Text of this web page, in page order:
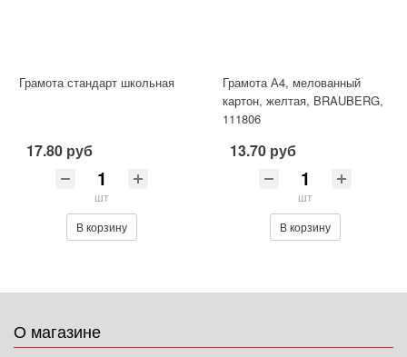
Грамота стандарт школьная
17.80 руб
шт
В корзину
Грамота А4, мелованный
картон, желтая, BRAUBERG,
111806
13.70 руб
шт
В корзину
О магазине